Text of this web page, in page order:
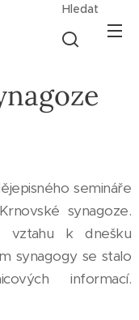
Hledat
semináře
synagoze.
vztahu k dnešku
synagogy se stalo
informací.